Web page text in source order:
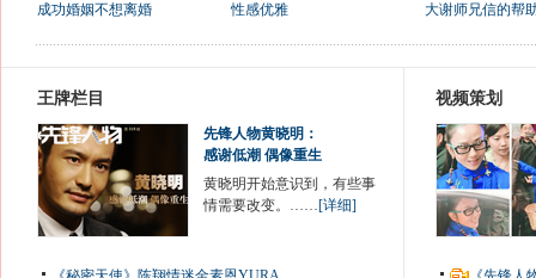
成功婚姻不想离婚
性感优雅
大谢师兄信的帮
王牌栏目
先锋人物黄晓明：
感谢低潮 偶像重生
黄晓明开始意识到，有些事
情需要改变。……[详细]
视频策划